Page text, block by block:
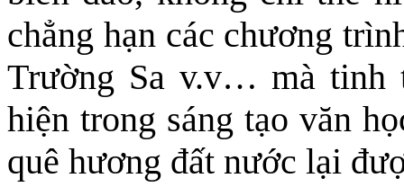
chẳng hạn các chương
Trường Sa v.v… mà tinh
hiện trong sáng tạo văn
quê hương đất nước lại